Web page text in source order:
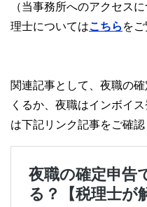
（当事務所へのアクセス
理士についてはこちら をご
関連記事として、夜職の
くるか、夜職はインボイ
は下記リンク記事をご確認